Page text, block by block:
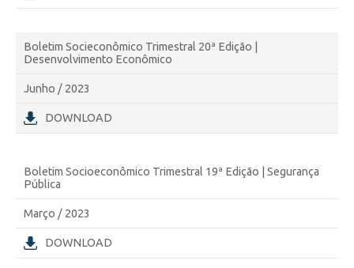
Boletim Socieconômico Trimestral 20ª Edição |
Desenvolvimento Econômico
Junho / 2023
DOWNLOAD
Boletim Socioeconômico Trimestral 19ª Edição | Segurança
Pública
Março / 2023
DOWNLOAD